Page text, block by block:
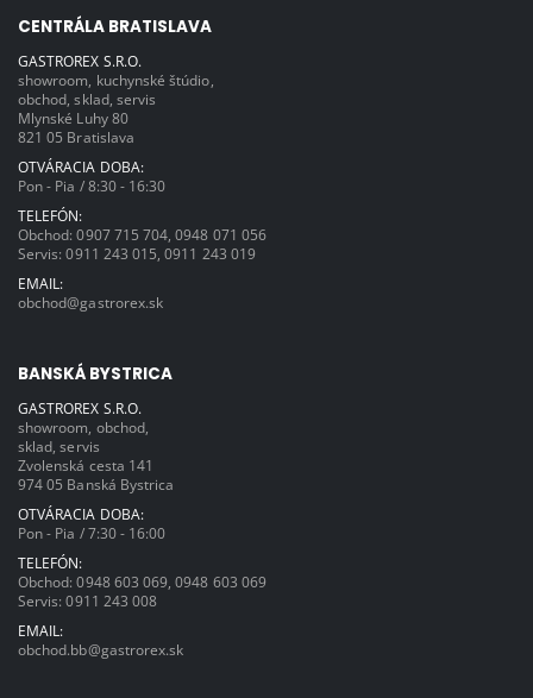
CENTRÁLA BRATISLAVA
GASTROREX S.R.O.
showroom, kuchynské štúdio,
obchod, sklad, servis
Mlynské Luhy 80
821 05 Bratislava
OTVÁRACIA DOBA:
Pon - Pia / 8:30 - 16:30
TELEFÓN:
Obchod:0907 715 704 ,0948 071 056
Servis:0911 243 015 ,0911 243 019
EMAIL:
obchod@gastrorex.sk
BANSKÁ BYSTRICA
GASTROREX S.R.O.
showroom, obchod,
sklad, servis
Zvolenská cesta 141
974 05 Banská Bystrica
OTVÁRACIA DOBA:
Pon - Pia / 7:30 - 16:00
TELEFÓN:
Obchod:0948 603 069 ,0948 603 069
Servis:0911 243 008
EMAIL:
obchod.bb@gastrorex.sk